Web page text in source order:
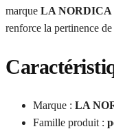
marque LA NORDICA
renforce la pertinence
Marque : LA
Famille produit :